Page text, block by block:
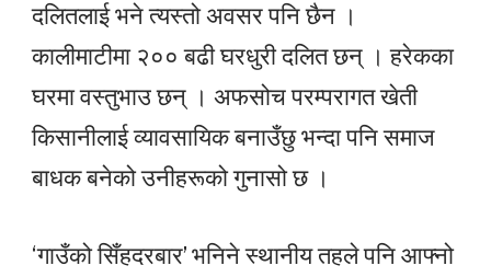
दलितलाई भने त्यस्तो अवसर पनि छैन ।
कालीमाटीमा २०० बढी घरधुरी दलित छन् । हरेकका
घरमा वस्तुभाउ छन् । अफसोच परम्परागत खेती
किसानीलाई व्यावसायिक बनाउँछु भन्दा पनि समाज
बाधक बनेको उनीहरूको गुनासो छ ।
‘गाउँको सिँहदरबार’ भनिने स्थानीय तहले पनि आफ्नो